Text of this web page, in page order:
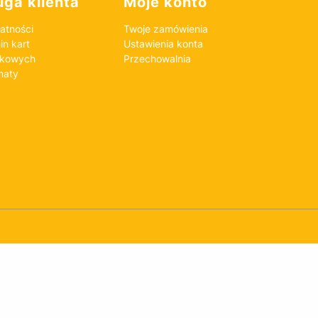
kart
Twoje zamówienia
Ustawienia konta
Przechowalnia